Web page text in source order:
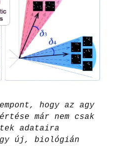
hogy az agy
már nem csak
adataira
új, biológián